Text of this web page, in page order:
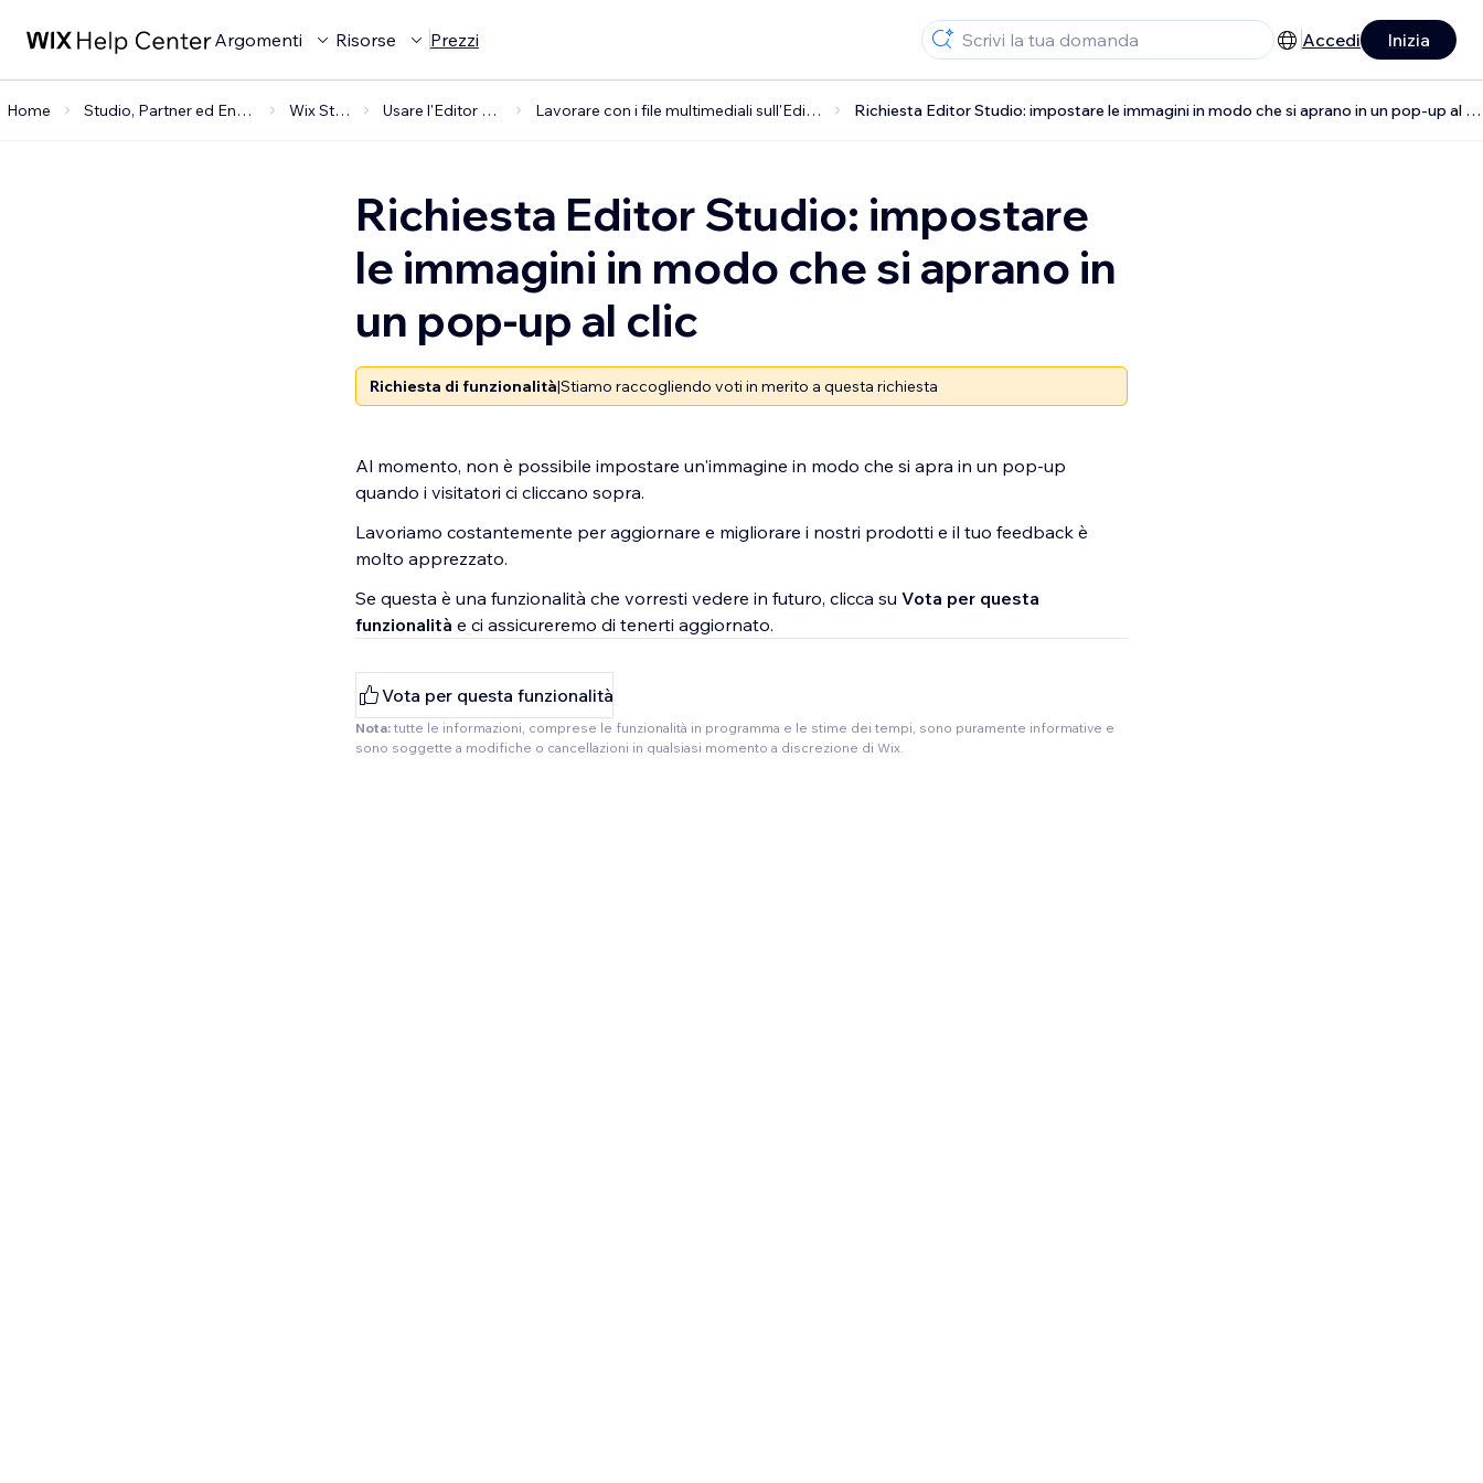
Argomenti Risorse Prezzi Accedi Inizia
Home Studio, Partner ed Enterprise Wix Studio Usare l'Editor Studio Lavorare con i file multimediali sull'Editor Studio Richiesta Editor Studio: impostare le immagini in modo che si aprano in un pop-up al clic
Richiesta Editor Studio: impostare
le immagini in modo che si aprano in
un pop-up al clic
Richiesta di funzionalità|Stiamo raccogliendo voti in merito a questa richiesta
Al momento, non è possibile impostare un'immagine in modo che si apra in un pop-up
quando i visitatori ci cliccano sopra.
Lavoriamo costantemente per aggiornare e migliorare i nostri prodotti e il tuo feedback è
molto apprezzato.
Se questa è una funzionalità che vorresti vedere in futuro, clicca su Vota per questa
funzionalità e ci assicureremo di tenerti aggiornato.
Vota per questa funzionalità
Nota: tutte le informazioni, comprese le funzionalità in programma e le stime dei tempi, sono puramente informative e
sono soggette a modifiche o cancellazioni in qualsiasi momento a discrezione di Wix.